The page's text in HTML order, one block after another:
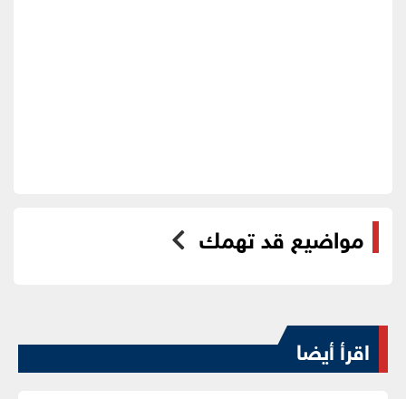
مواضيع قد تهمك
اقرأ أيضا